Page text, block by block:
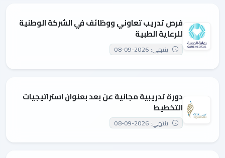
فرص تدريب تعاوني ووظائف في الشركة الوطنية
للرعاية الطبية
ينتهي: 2026-09-08
دورة تدريبية مجانية عن بعد بعنوان استراتيجيات
التخطيط
ينتهي: 2026-09-08